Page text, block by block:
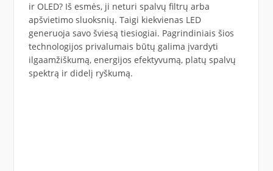
ir OLED? Iš esmės, ji neturi spalvų filtrų arba
apšvietimo sluoksnių. Taigi kiekvienas LED
generuoja savo šviesą tiesiogiai. Pagrindiniais šios
technologijos privalumais būtų galima įvardyti
ilgaamžiškumą, energijos efektyvumą, platų spalvų
spektrą ir didelį ryškumą.